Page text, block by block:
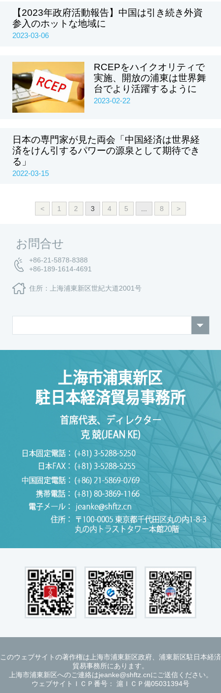
【2023年政府活動報告】中国は引き続き外資
参入のホットな地域に
2023-03-06
RCEPをハイクオリティで
実施、開放の浦東は世界舞
台でより活躍するように
2023-02-22
日本の専門家が見た両会「中国経済は世界経
済をけん引するパワーの源泉として期待でき
る」
2022-03-15
< 1 2 3 4 5 8 >
お問合せ
+86-21-5878-8388
+86-189-1614-4691
住所：上海浦東新区世紀大道2001号
このウェブサイトの著作権は上海市浦東新区政府、浦東新区駐日本経済
貿易事務所にあります。
上海市浦東新区へのご連絡はjeanke@shftz.cnにご送信ください。
ウェブサイトＩＣＰ番号： 滬ＩＣＰ備05031394号